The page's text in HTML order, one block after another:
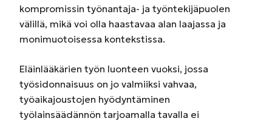
kompromissin työnantaja- ja työntekijäpuolen
välillä, mikä voi olla haastavaa alan laajassa ja
monimuotoisessa kontekstissa.
Eläinlääkärien työn luonteen vuoksi, jossa
työsidonnaisuus on jo valmiiksi vahvaa,
työaikajoustojen hyödyntäminen
työlainsäädännön tarjoamalla tavalla ei